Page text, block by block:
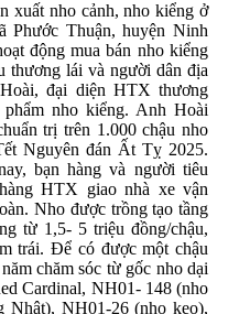
xuất nho cảnh, nho kiểng ở
Phước Thuận, huyện Ninh
động mua bán nho kiểng
thương lái và người dân địa
đại diện HTX thương
nho kiểng. Anh Hoài
trị trên 1.000 chậu nho
Nguyên đán Ất Tỵ 2025.
bạn hàng và người tiêu
HTX giao nhà xe vận
Nho được trồng tạo tầng
từ 1,5- 5 triệu đồng/chậu,
trái. Để có được một chậu
chăm sóc từ gốc nho dại
Cardinal, NH01- 148 (nho
Nhật), NH01-26 (nho kẹo),